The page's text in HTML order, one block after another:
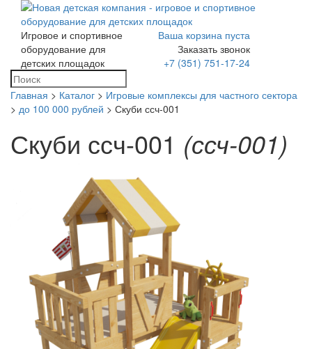
Игровое и спортивное
оборудование для
детских площадок
Ваша корзина пуста
Заказать звонок
+7 (351) 751-17-24
Главная > Каталог > Игровые комплексы для частного сектора
> до 100 000 рублей > Скуби ссч-001
Скуби ссч-001 (ссч-001)